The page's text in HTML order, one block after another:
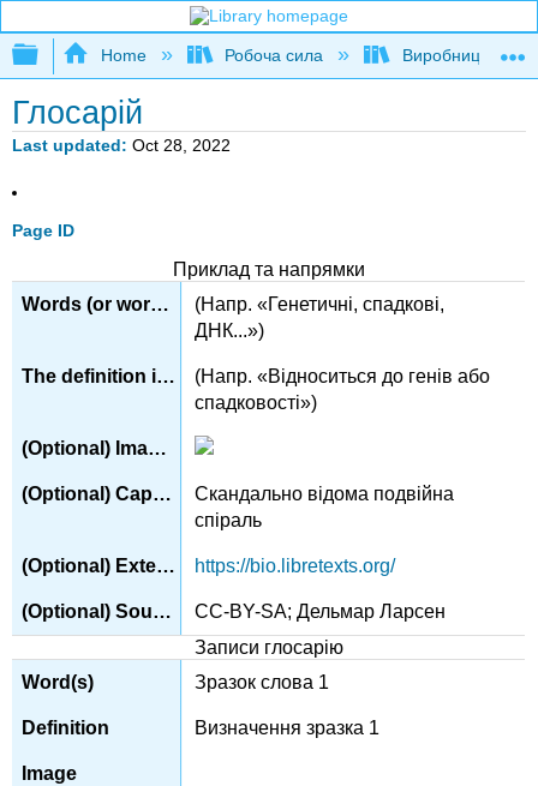
Expand/collapse global hierarchy
Home Робоча сила Виробництво
Глосарій
Last updated Oct 28, 2022
Page ID
Приклад та напрямки
(Напр. «Генетичні, спадкові,
ДНК...»)
(Напр. «Відноситься до генів або
спадковості»)
Скандально відома подвійна
спіраль
https://bio.libretexts.org/
CC-BY-SA; Дельмар Ларсен
Записи глосарію
Зразок слова 1
Визначення зразка 1